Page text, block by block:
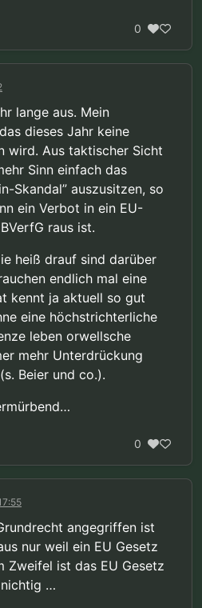
0
lange aus. Mein
dieses Jahr keine
wird. Aus taktischer Sicht
Sinn einfach das
Skandal” auszusitzen, so
ein Verbot in ein EU-
raus ist.
heiß drauf sind darüber
endlich mal eine
kennt ja aktuell so gut
eine höchstrichterliche
leben orwellsche
mehr Unterdrückung
Beier und co.).
0
angegriffen ist
nur weil ein EU Gesetz
Zweifel ist das EU Gesetz
…